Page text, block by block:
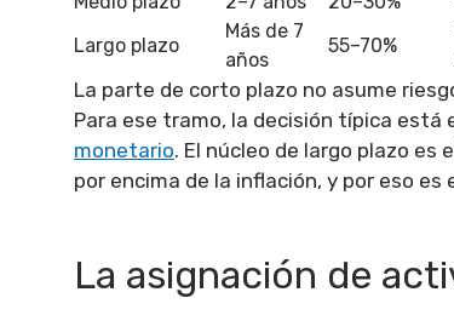
Largo plazo
Más de 7
años
55–70%
La parte de corto plazo no asume
Para ese tramo, la decisión típica está
monetario. El núcleo de largo plazo es
por encima de la inflación, y por eso
La asignación de